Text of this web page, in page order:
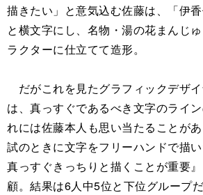
描きたい」と意気込む佐藤は、「伊香
と横文字にし、名物・湯の花まんじ
ラクターに仕立てて造形。
だがこれを見たグラフィックデザ
は、真っすぐであるべき文字のライ
れには佐藤本人も思い当たることが
試のときに文字をフリーハンドで描
真っすぐきっちりと描くことが重要
顧。結果は6人中5位と下位グループだ